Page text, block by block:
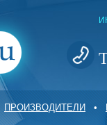
ПРОИЗВОДИТЕЛИ •